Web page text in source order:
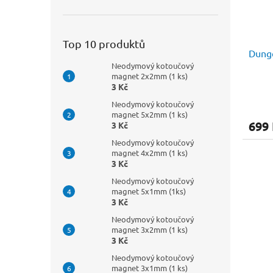
Top 10 produktů
Neodymový kotoučový
magnet 2x2mm (1 ks)
3 Kč
Neodymový kotoučový
magnet 5x2mm (1 ks)
3 Kč
Neodymový kotoučový
magnet 4x2mm (1 ks)
3 Kč
Neodymový kotoučový
magnet 5x1mm (1ks)
3 Kč
Neodymový kotoučový
magnet 3x2mm (1 ks)
3 Kč
Neodymový kotoučový
magnet 3x1mm (1 ks)
699